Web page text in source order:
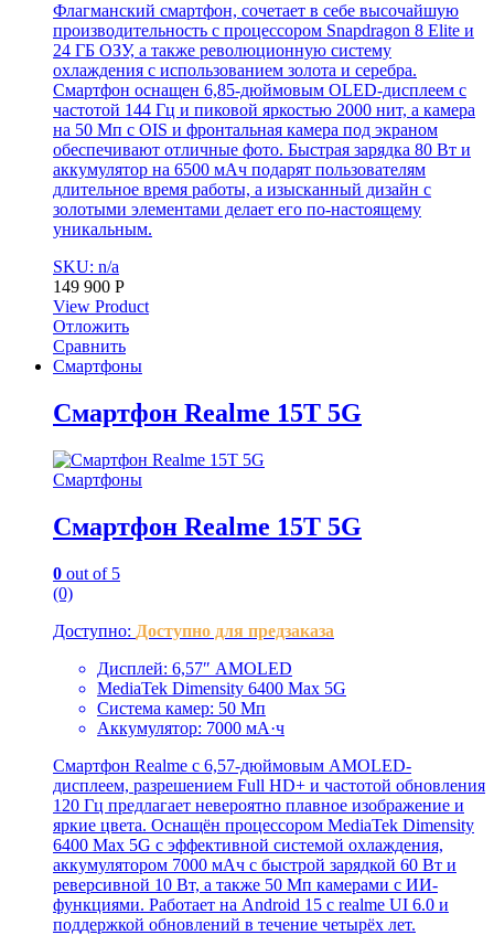
Флагманский смартфон, сочетает в себе высочайшую
производительность с процессором Snapdragon 8 Elite и
24 ГБ ОЗУ, а также революционную систему
охлаждения с использованием золота и серебра.
Смартфон оснащен 6,85-дюймовым OLED-дисплеем с
частотой 144 Гц и пиковой яркостью 2000 нит, а камера
на 50 Мп с OIS и фронтальная камера под экраном
обеспечивают отличные фото. Быстрая зарядка 80 Вт и
аккумулятор на 6500 мАч подарят пользователям
длительное время работы, а изысканный дизайн с
золотыми элементами делает его по-настоящему
уникальным.
SKU: n/a
149 900 Р
View Product
Отложить
Сравнить
Смартфоны
Смартфон Realme 15T 5G
Смартфоны
Смартфон Realme 15T 5G
0 out of 5
(0)
Доступно: Доступно для предзаказа
Дисплей: 6,57″ AMOLED
MediaTek Dimensity 6400 Max 5G
Система камер: 50 Мп
Аккумулятор: 7000 мА·ч
Смартфон Realme с 6,57-дюймовым AMOLED-
дисплеем, разрешением Full HD+ и частотой обновления
120 Гц предлагает невероятно плавное изображение и
яркие цвета. Оснащён процессором MediaTek Dimensity
6400 Max 5G с эффективной системой охлаждения,
аккумулятором 7000 мАч с быстрой зарядкой 60 Вт и
реверсивной 10 Вт, а также 50 Мп камерами с ИИ-
функциями. Работает на Android 15 с realme UI 6.0 и
поддержкой обновлений в течение четырёх лет.